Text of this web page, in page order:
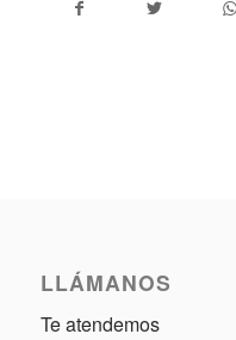
LLÁMANOS
Te atendemos